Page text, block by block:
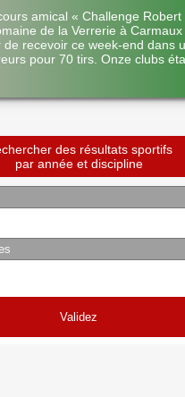
amical « Challenge Robert
de la Verrerie à
de recevoir ce week-end dans
pour 70 tirs. Onze clubs
des résultats sportifs
par année et discipline